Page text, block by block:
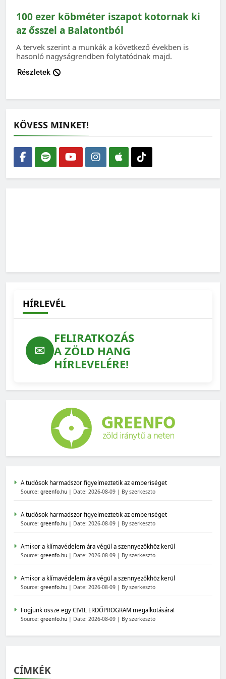
100 ezer köbméter iszapot kotornak ki
az ősszel a Balatontból
A tervek szerint a munkák a következő években is
hasonló nagyságrendben folytatódnak majd.
Részletek
KÖVESS MINKET!
HÍRLEVÉL
✉
FELIRATKOZÁS
A ZÖLD HANG
HÍRLEVELÉRE!
A tudósok harmadszor figyelmeztetik az emberiséget
Source: greenfo.hu Date: 2026-08-09 By szerkeszto
A tudósok harmadszor figyelmeztetik az emberiséget
Source: greenfo.hu Date: 2026-08-09 By szerkeszto
Amikor a klímavédelem ára végül a szennyezőkhöz kerül
Source: greenfo.hu Date: 2026-08-09 By szerkeszto
Amikor a klímavédelem ára végül a szennyezőkhöz kerül
Source: greenfo.hu Date: 2026-08-09 By szerkeszto
Fogjunk össze egy CIVIL ERDŐPROGRAM megalkotására!
Source: greenfo.hu Date: 2026-08-09 By szerkeszto
CÍMKÉK